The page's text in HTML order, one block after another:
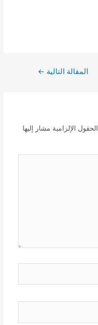
المقالة التالية ←
الحقول الإلزامية مشار إليها